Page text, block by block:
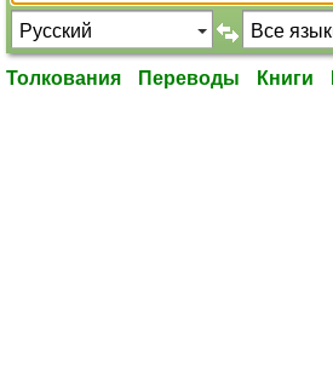
Толкования Переводы Книги